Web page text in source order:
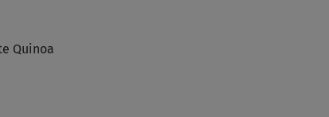
Quinoa